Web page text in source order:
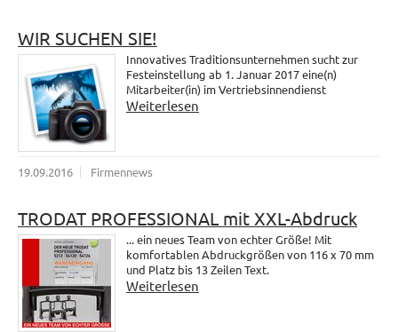
WIR SUCHEN SIE!
Innovatives Traditionsunternehmen sucht zur
Festeinstellung ab 1. Januar 2017 eine(n)
Mitarbeiter(in) im Vertriebsinnendienst
Weiterlesen
19.09.2016 Firmennews
TRODAT PROFESSIONAL mit XXL-Abdruck
... ein neues Team von echter Größe! Mit
komfortablen Abdruckgrößen von 116 x 70 mm
und Platz bis 13 Zeilen Text.
Weiterlesen